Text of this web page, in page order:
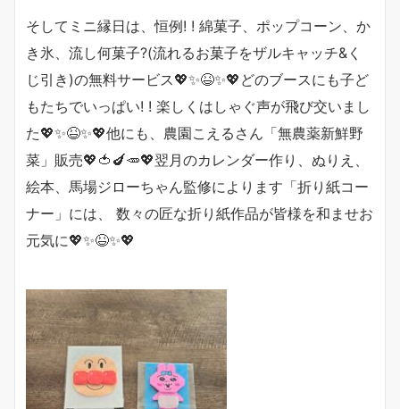
そしてミニ縁日は、恒例! ! 綿菓子、 ポップコーン、か
き氷、流し何菓子?(流れるお菓子をザルキャッチ&く
じ引き)の無料サービス💖✨😆✨💖どのブースにも子ど
もたちでいっぱい! ! 楽しくはしゃぐ声が飛び交いまし
た💖✨😆✨💖他にも、 農園こえるさん「無農薬新鮮野
菜」販売💖🍅🍆🥕💖翌月のカレンダー作り、ぬりえ、
絵本、馬場ジローちゃん監修によります「折り紙コー
ナー」には、 数々の匠な折り紙作品が皆様を和ませお
元気に💖✨😆✨💖